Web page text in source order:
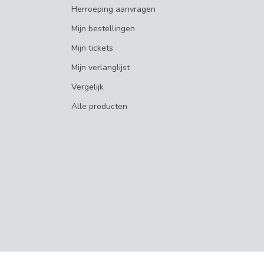
Herroeping aanvragen
Mijn bestellingen
Mijn tickets
Mijn verlanglijst
Vergelijk
Alle producten